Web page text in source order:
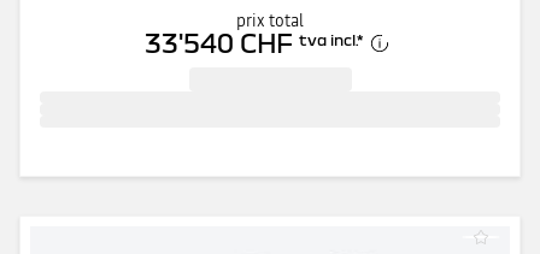
prix total
33'540 CHF tva incl.*